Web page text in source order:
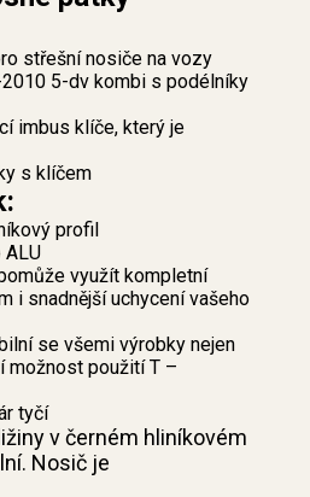
střešní nosiče na vozy
5-dv kombi s podélníky
imbus klíče, který je
s klíčem
profil
ALU
využít kompletní
i snadnější uchycení vašeho
se všemi výrobky nejen
možnost použití T –
tyčí
v černém hliníkovém
Nosič je